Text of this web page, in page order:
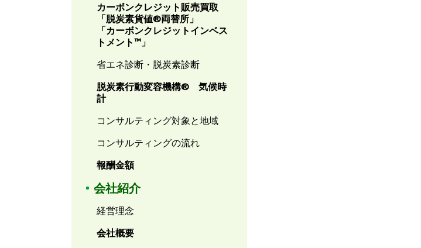
カーボンクレジット販売買取
「脱炭素貨値®両替所」
「カーボンクレジットインベス
トメント™ 」
省エネ診断・脱炭素診断
脱炭素行動変容機構® 気候時
計
コンサルティング対象と地域
コンサルティングの流れ
報酬金額
会社紹介
経営理念
会社概要